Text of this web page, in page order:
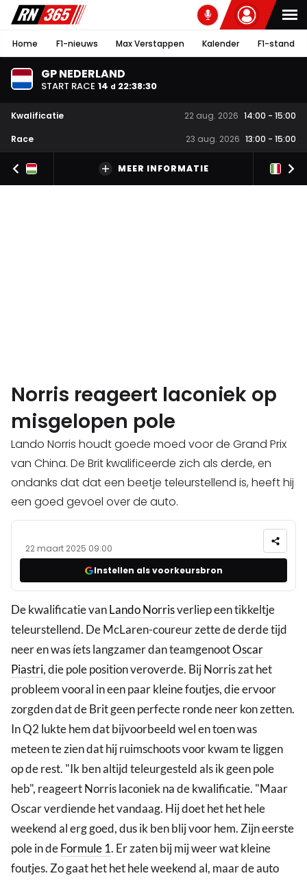
Home F1-nieuws Max Verstappen Kalender F1-stand
GP NEDERLAND
START RACE 14 d 22:38:29
Kwalificatie 22 aug. 2026 14:00 - 15:00
Race
23 aug. 2026 13:00 - 15:00
MEER INFORMATIE
Norris reageert laconiek op
misgelopen pole
Lando Norris houdt goede moed voor de Grand Prix
van China. De Brit kwalificeerde zich als derde, en
ondanks dat dat een beetje teleurstellend is, heeft hij
een goed gevoel over de auto.
22 maart 2025 09:00
Instellen als voorkeursbron
De kwalificatie vanLando Norrisverliep een tikkeltje
teleurstellend. De McLaren-coureur zette de derde tijd
neer en was íets langzamer dan teamgenootOscar
Piastri, die pole position veroverde. Bij Norris zat het
probleem vooral in een paar kleine foutjes, die ervoor
zorgden dat de Brit geen perfecte ronde neer kon zetten.
In Q2 lukte hem dat bijvoorbeeld wel en toen was
meteen te zien dat hij ruimschoots voor kwam te liggen
op de rest. "Ik ben altijd teleurgesteld als ik geen pole
heb", reageert Norris laconiek na de kwalificatie. "Maar
Oscar verdiende het vandaag. Hij doet het het hele
weekend al erg goed, dus ik ben blij voor hem. Zijn eerste
pole in deFormule 1. Er zaten bij mij weer wat kleine
foutjes. Zo gaat het het hele weekend al, maar de auto